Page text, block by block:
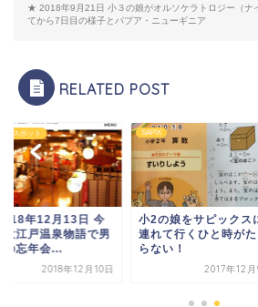
★ 2018年9月21日 小３の娘がオルソケラトロジー（ナ
てから7日目の様子とパプア・ニューギニア
RELATED POST
メスポット
年12月13日 今
大江戸温泉物語で男
の忘年会...
2018年12月10日
SAPIX
小2の娘をサピックス
連れて行くひと時がた
らない！
2017年12月